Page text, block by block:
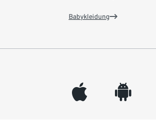
Babykleidung
appleinc android